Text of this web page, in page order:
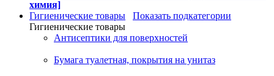
химия]
Гигиенические товары
Показать подкатегории
Гигиенические товары
Антисептики для поверхностей
Бумага туалетная, покрытия на унитаз